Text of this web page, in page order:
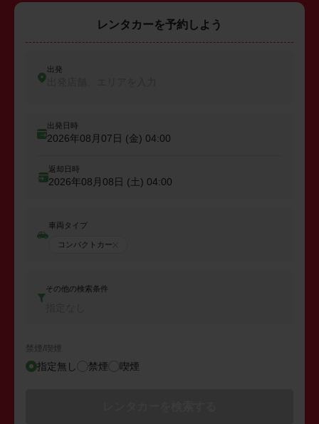
レンタカーを予約しよう
出発
出発日時
2026年08月07日 (金) 04:00
返却日時
2026年08月08日 (土) 04:00
車両タイプ
コンパクトカー
その他の検索条件
禁煙/喫煙
指定無し 禁煙 喫煙